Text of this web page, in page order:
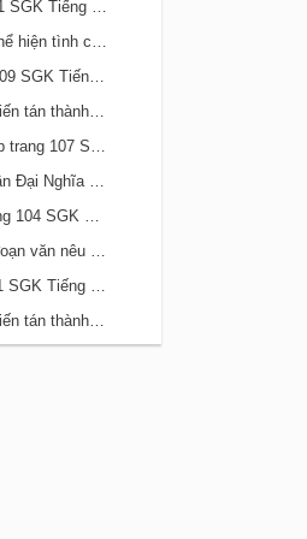
Bài 22 Đọc mở rộng trang 111 SGK Tiếng Việt 5 Kết nối tri thức tập 2
Bài 22 Luyện viết đoạn văn thể hiện tình cảm, cảm xúc về một sự việc trang 111 SGK Tiếng Việt 5 Kết nối tri thức tập 2
Bài 22 Bộ đội về làng trang 109 SGK Tiếng Việt 5 Kết nối tri thức tập 2
Bài 21 Viết đoạn văn nêu ý kiến tán thành một sự việc, hiện tượng (Bài viết số 2) trang 108 SGK Tiếng Việt 5 Kết nối tri thức tập 2
Bài 21 Luyện tập về câu ghép trang 107 SGK Tiếng Việt 5 Kết nối tri thức tập 2
Bài 21 Anh hùng lao động Trần Đại Nghĩa trang 106 SGK Tiếng Việt 5 Kết nối tri thức tập 2
Bài 20 Đền ơn đáp nghĩa trang 104 SGK Tiếng Việt 5 Kết nối tri thức tập 2
Bài 20 Đánh giá, chỉnh sửa đoạn văn nêu ý kiến tán thành một sự vật, hiện tượng trang 103 SGK Tiếng Việt 5 Kết nối tri thức tập 2
Bài 20 Cụ Đồ Chiểu trang 101 SGK Tiếng Việt 5 Kết nối tri thức tập 2
Bài 19 Viết đoạn văn nêu ý kiến tán thành một sự việc, hiện tượng (Bài viết số 1) trang 100 SGK Tiếng Việt 5 Kết nối tri thức tập 2